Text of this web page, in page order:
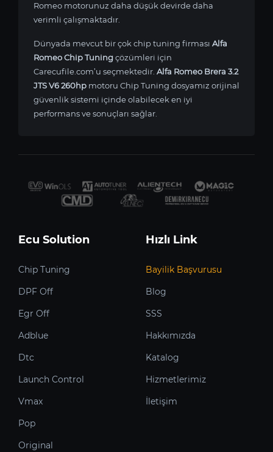
Romeo motorunuz daha düşük devirde daha
verimli çalışmaktadır.
Dünyada mevcut bir çok chip tuning firması Alfa
Romeo Chip Tuningçözümleri için
Carecufile.com’u seçmektedir. Alfa Romeo Brera 3.2
JTS V6 260hp motoru Chip Tuning dosyamız orijinal
güvenlik sistemi içinde olabilecek en iyi
performans ve sonuçları sağlar.
Ecu Solution
Chip Tuning
DPF Off
Egr Off
Adblue
Dtc
Launch Control
Vmax
Pop
Original
Hızlı Link
Bayilik Başvurusu
Blog
SSS
Hakkımızda
Katalog
Hizmetlerimiz
İletişim